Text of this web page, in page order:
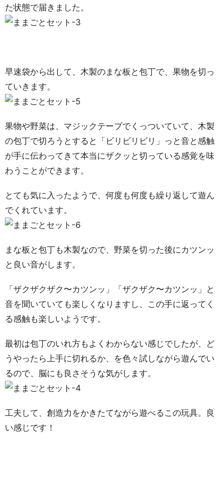
た状態で届きました。
早速袋から出して、木製のまな板と包丁で、果物を切っ
ていきます。
果物や野菜は、マジックテープでくっついていて、木製
の包丁で切ろうとすると「ビリビリビリ」っと音と感触
が手に伝わってきて本当にザクッと切っている感覚を味
わうことができます。
とても気に入ったようで、何度も何度も繰り返して遊ん
でくれています。
まな板と包丁も木製なので、野菜を切った後にカツンッ
と良い音がします。
「ザクザクザク〜カツンッ」「ザクザク〜カツンッ」と
音を聞いていても楽しくなりますし、この手に返ってく
る感触も楽しいようです。
最初は包丁のいれ方もよくわからない感じでしたが、ど
うやったら上手に切れるか、を色々試しながら遊んでい
るので、脳にも良さそうな気がします。
工夫して、創造力をかきたてながら遊べるこの玩具。良
い感じです！